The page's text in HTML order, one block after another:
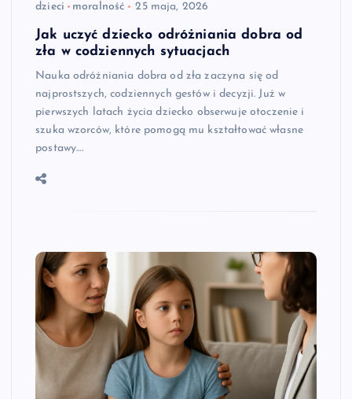
dzieci moralność 25 maja, 2026
Jak uczyć dziecko odróżniania dobra od
zła w codziennych sytuacjach
Nauka odróżniania dobra od zła zaczyna się od
najprostszych, codziennych gestów i decyzji. Już w
pierwszych latach życia dziecko obserwuje otoczenie i
szuka wzorców, które pomogą mu kształtować własne
postawy.…